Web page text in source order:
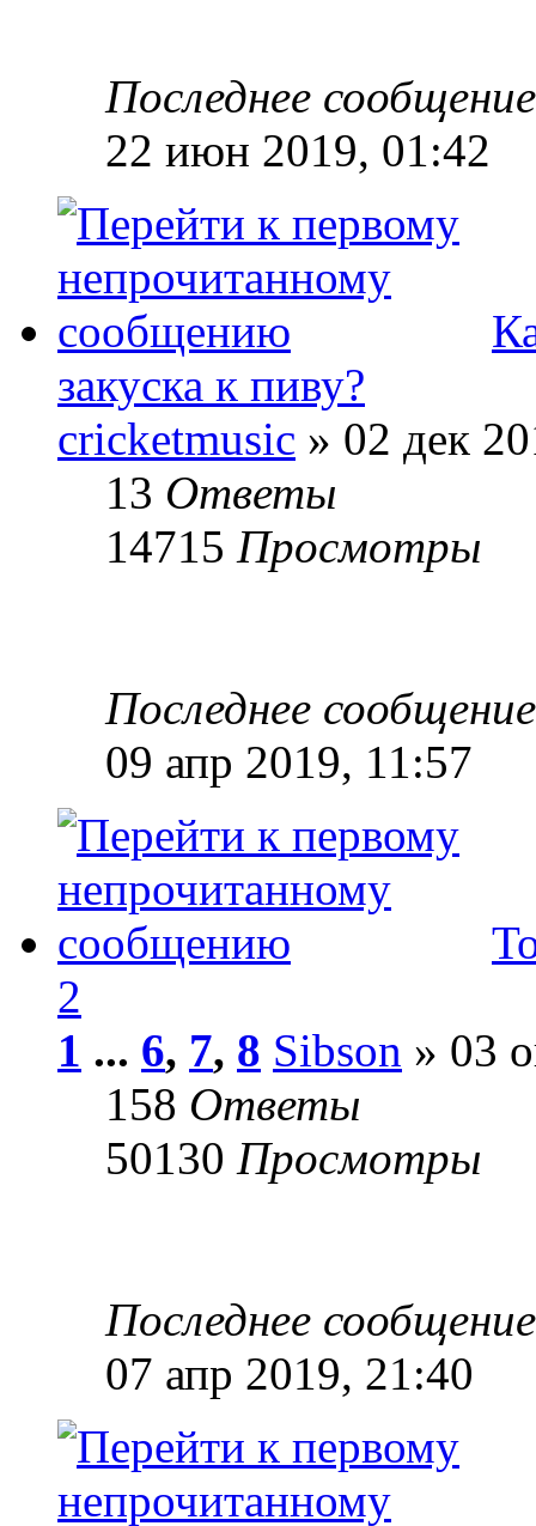
Последнее
22 июн 2019, 01:42
закуска к пиву?
cricketmusic » 02 дек
13 Ответы
14715 Просмотры
Последнее
09 апр 2019, 11:57
2
1 ... 6, 7, 8 Sibson » 03
158 Ответы
50130 Просмотры
Последнее
07 апр 2019, 21:40